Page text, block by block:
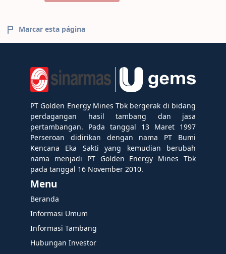
Marcar esta página
PT Golden Energy Mines Tbk bergerak di bidang
perdagangan hasil tambang dan jasa
pertambangan. Pada tanggal 13 Maret 1997
Perseroan didirikan dengan nama PT Bumi
Kencana Eka Sakti yang kemudian berubah
nama menjadi PT Golden Energy Mines Tbk
pada tanggal 16 November 2010.
Menu
Beranda
Informasi Umum
Informasi Tambang
Hubungan Investor